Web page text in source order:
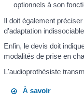
optionnels à son
Il doit également
d'adaptation
Enfin, le devis doit
modalités de prise en
L'audioprothésiste
À savoir